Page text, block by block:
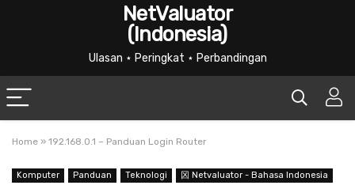
NetValuator
(Indonesia)
Ulasan ⋆ Peringkat ⋆ Perbandingan
Home » 192.168.0.1 – Panduan Login Router
Komputer Panduan Teknologi 龱 Netvaluator - Bahasa Indonesia